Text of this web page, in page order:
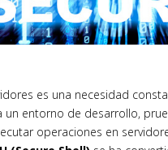
es una necesidad
un entorno de desarrollo,
operaciones en